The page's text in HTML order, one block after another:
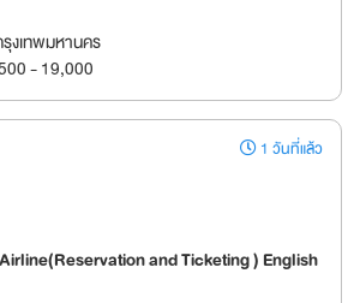
งเทพมหานคร
- 19,000
1 วันที่แล้ว
and Ticketing ) English